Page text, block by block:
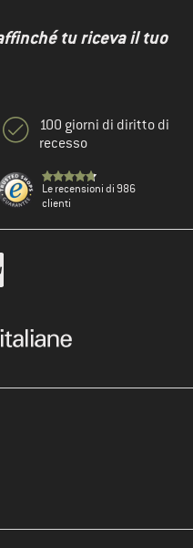
tu riceva il tuo
100 giorni di diritto di
recesso
Le recensioni di 986
clienti